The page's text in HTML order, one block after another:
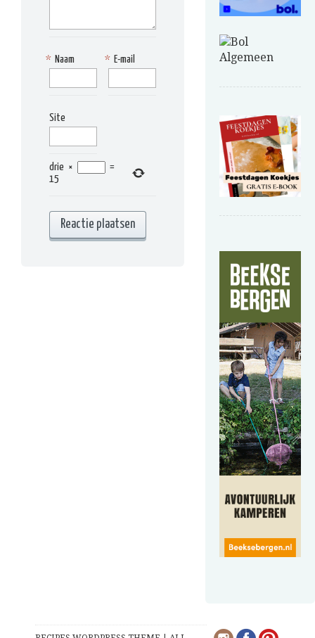
Naam
* E-mail
*
Site
drie ×
=
15